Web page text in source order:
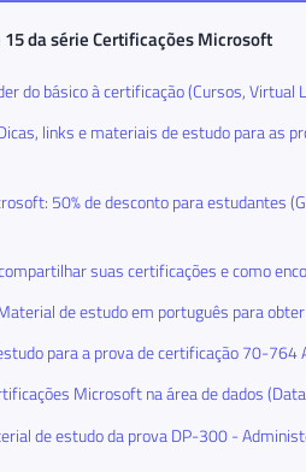
da sérieCertificações Microsoft
do básico à certificação (Cursos, Virtual
links e materiais de estudo para as
50% de desconto para estudantes
suas certificações e como
de estudo em português para
para a prova de certificação 70-764
Microsoft na área de dados
de estudo da prova DP-300 -